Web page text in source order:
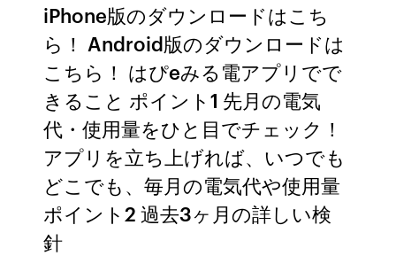
iPhone版のダウンロードはこち
ら！ Android版のダウンロードは
こちら！ はぴeみる電アプリでで
きること ポイント1 先月の電気
代・使用量をひと目でチェック！
アプリを立ち上げれば、いつでも
どこでも、毎月の電気代や使用量
ポイント2 過去3ヶ月の詳しい検
針